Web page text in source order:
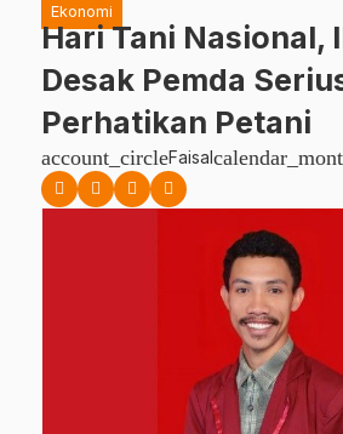
Ekonomi
Hari Tani Nasional,
Desak Pemda
Perhatikan Petani
account_circleFaisal